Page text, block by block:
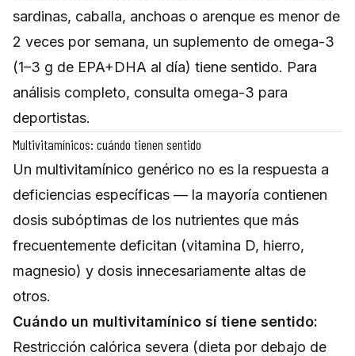
sardinas, caballa, anchoas o arenque es menor de
2 veces por semana, un suplemento de omega-3
(1–3 g de EPA+DHA al día) tiene sentido. Para
análisis completo, consulta omega-3 para
deportistas.
Multivitamínicos: cuándo tienen sentido
Un multivitamínico genérico no es la respuesta a
deficiencias específicas — la mayoría contienen
dosis subóptimas de los nutrientes que más
frecuentemente deficitan (vitamina D, hierro,
magnesio) y dosis innecesariamente altas de
otros.
Cuándo un multivitamínico sí tiene sentido:
Restricción calórica severa (dieta por debajo de